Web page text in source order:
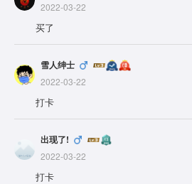
2022-03-22
买了
雪人绅士
2022-03-22
打卡
出现了!
2022-03-22
打卡